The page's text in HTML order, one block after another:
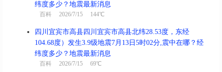
纬度多少？地震最新消息
百科 2026/7/15 144℃
四川宜宾市高县四川宜宾市高县北纬28.53度，东经
104.68度）发生3.9级地震7月13日5时02分,震中在哪？经
纬度多少？地震最新消息
百科 2026/7/15 69℃